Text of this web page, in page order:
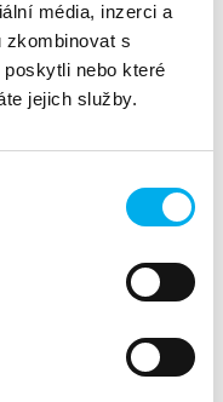
média, inzerci a
zkombinovat s
nebo které
jejich služby.
A NÁVRHY
srdcem návrhu a
zdravotnictví,
materiály a chemické
HCI
energeticky efektivní a
Řešení HCI poháněná
aplikací díky